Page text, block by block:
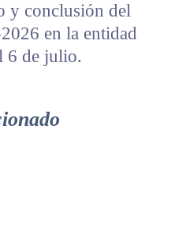
y conclusión del
en la entidad
6 de julio.